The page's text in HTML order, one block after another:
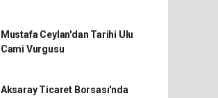
Mustafa Ceylan'dan Tarihi Ulu
Cami Vurgusu
Aksaray Ticaret Borsası'nda